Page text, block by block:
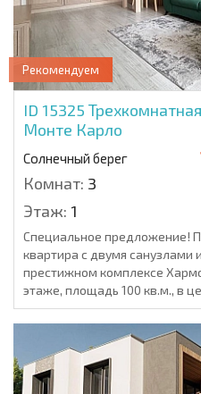
Рекомендуем
ID 15325
Монте Карло
Солнечный берег
Комнат: 3
Этаж: 1
Специальное предложение!
квартира с двумя санузлами
престижном комплексе
этаже, площадь 100 кв.м., в